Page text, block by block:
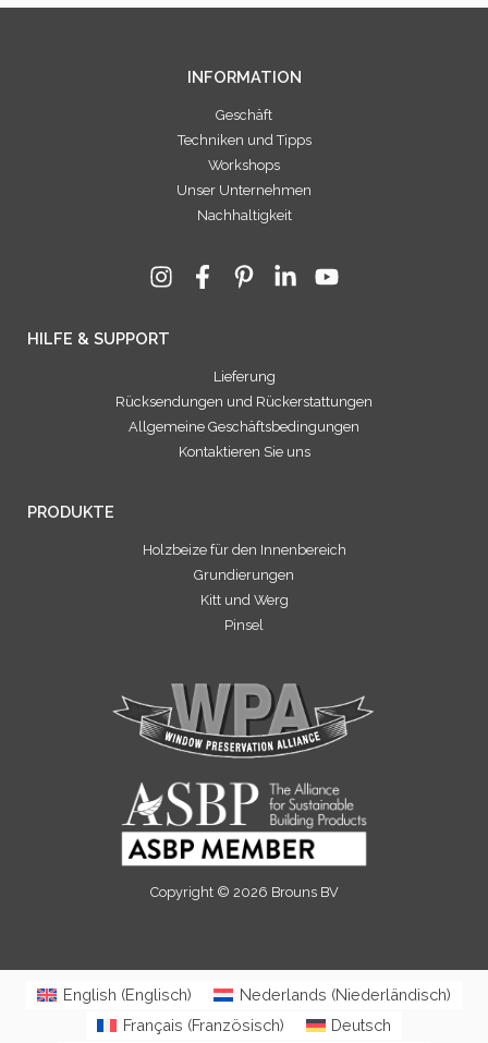
INFORMATION
Geschäft
Techniken und Tipps
Workshops
Unser Unternehmen
Nachhaltigkeit
HILFE & SUPPORT
Lieferung
Rücksendungen und Rückerstattungen
Allgemeine Geschäftsbedingungen
Kontaktieren Sie uns
PRODUKTE
Holzbeize für den Innenbereich
Grundierungen
Kitt und Werg
Pinsel
Copyright © 2026 Brouns BV
English (Englisch) Nederlands (Niederländisch)
Français (Französisch) Deutsch